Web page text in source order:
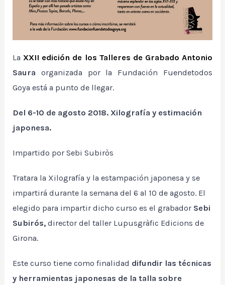
LaXXII edición de los Talleres de Grabado Antonio
Saura organizada por la Fundación Fuendetodos
Goya está a punto de llegar.
Del 6-10 de agosto 2018. Xilografía y estimación
japonesa.
Impartido por Sebi Subiròs
Tratara la Xilografía y la estampación japonesa y se
impartirá durante la semana del 6 al 10 de agosto. El
elegido para impartir dicho curso es el grabador Sebi
Subirós,director del taller Lupusgràfic Edicions de
Girona.
Este curso tiene como finalidad difundir las técnicas
y herramientas japonesas de la talla sobre